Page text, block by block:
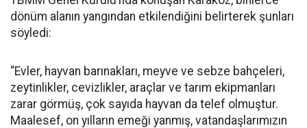
dönüm alanın yangından etkilendiğini belirterek şunları
söyledi:
“Evler, hayvan barınakları, meyve ve sebze bahçeleri,
zeytinlikler, cevizlikler, araçlar ve tarım ekipmanları
zarar görmüş, çok sayıda hayvan da telef olmuştur.
Maalesef, on yılların emeği yanmış, vatandaşlarımızın